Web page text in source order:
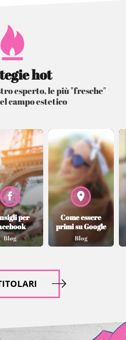
hot
esperto, le più "fresche"
campo estetico
per
Blog
Come essere
primi su Google
Blog